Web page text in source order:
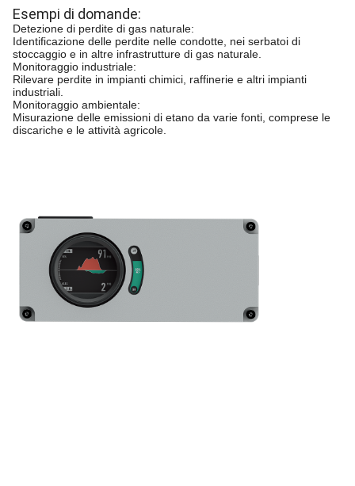
Esempi di domande:
Detezione di perdite di gas naturale:
Identificazione delle perdite nelle condotte, nei serbatoi di
stoccaggio e in altre infrastrutture di gas naturale.
Monitoraggio industriale:
Rilevare perdite in impianti chimici, raffinerie e altri impianti
industriali.
Monitoraggio ambientale:
Misurazione delle emissioni di etano da varie fonti, comprese le
discariche e le attività agricole.